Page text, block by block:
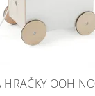
HRAČKY OOH